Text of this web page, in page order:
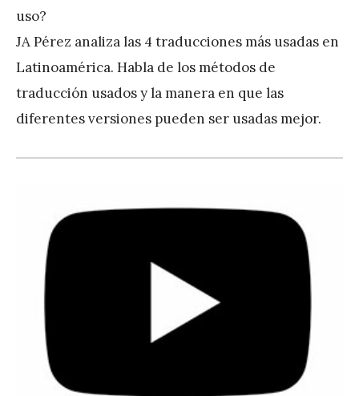
uso?
JA Pérez analiza las 4 traducciones más usadas en
Latinoamérica. Habla de los métodos de
traducción usados y la manera en que las
diferentes versiones pueden ser usadas mejor.